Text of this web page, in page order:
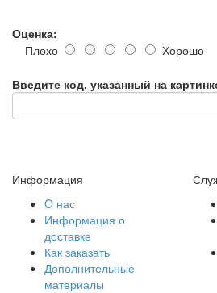
Оценка:
Плохо
Хорошо
Введите код, указанный на
Информация
O нас
Информация о
доставке
Как заказать
Дополнительные
материалы